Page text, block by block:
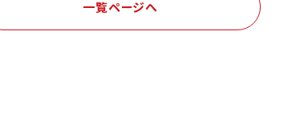
一覧ページへ